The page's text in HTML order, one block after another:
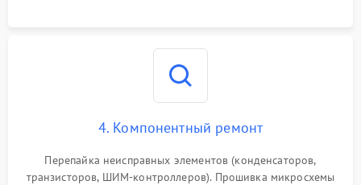
4. Компонентный ремонт
Перепайка неисправных элементов (конденсаторов,
транзисторов, ШИМ-контроллеров). Прошивка микросхемы